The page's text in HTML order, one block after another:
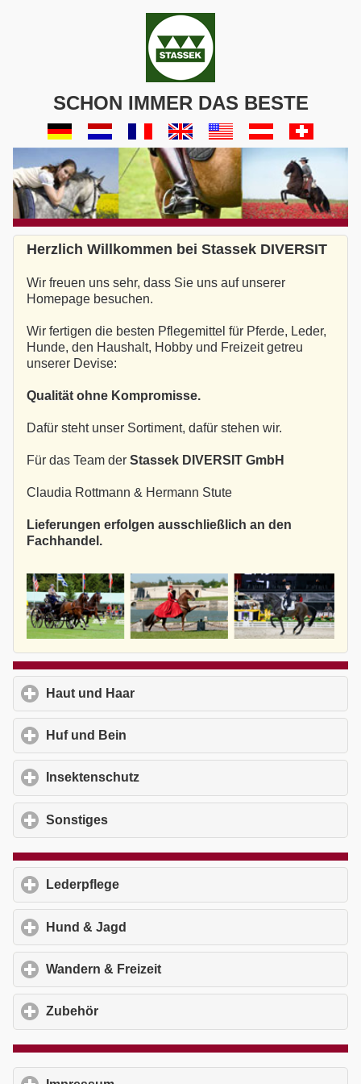
SCHON IMMER DAS BESTE
Herzlich Willkommen bei Stassek DIVERSIT
Wir freuen uns sehr, dass Sie uns auf unserer
Homepage besuchen.
Wir fertigen die besten Pflegemittel für Pferde, Leder,
Hunde, den Haushalt, Hobby und Freizeit getreu
unserer Devise:
Qualität ohne Kompromisse.
Dafür steht unser Sortiment, dafür stehen wir.
Für das Team der Stassek DIVERSIT GmbH
Claudia Rottmann & Hermann Stute
Lieferungen erfolgen ausschließlich an den
Fachhandel.
Haut und Haar
Huf und Bein
Insektenschutz
Sonstiges
Lederpflege
Hund & Jagd
Wandern & Freizeit
Zubehör